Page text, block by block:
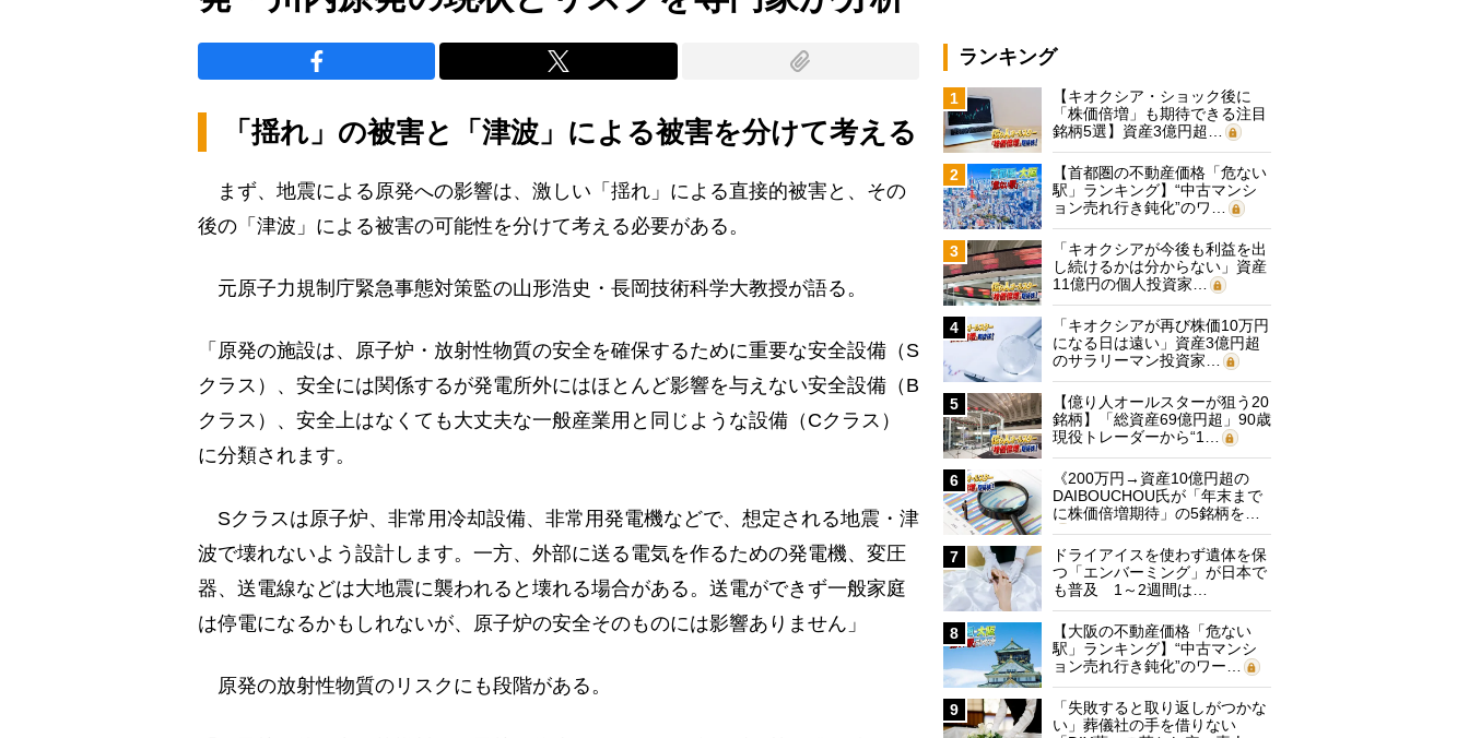
「揺れ」の被害と「津波」による被害を分けて考える
まず、地震による原発への影響は、激しい「揺れ」による直接的被害と、その
後の「津波」による被害の可能性を分けて考える必要がある。
元原子力規制庁緊急事態対策監の山形浩史・長岡技術科学大教授が語る。
「原発の施設は、原子炉・放射性物質の安全を確保するために重要な安全設備（S
クラス）、安全には関係するが発電所外にはほとんど影響を与えない安全設備（B
クラス）、安全上はなくても大丈夫な一般産業用と同じような設備（Cクラス）
に分類されます。
Sクラスは原子炉、非常用冷却設備、非常用発電機などで、想定される地震・津
波で壊れないよう設計します。一方、外部に送る電気を作るための発電機、変圧
器、送電線などは大地震に襲われると壊れる場合がある。送電ができず一般家庭
は停電になるかもしれないが、原子炉の安全そのものには影響ありません」
原発の放射性物質のリスクにも段階がある。
ランキング
1
【キオクシア・ショック後に
「株価倍増」も期待できる注目
銘柄5選】資産3億円超…
2
【首都圏の不動産価格「危ない
駅」ランキング】“中古マンシ
ョン売れ行き鈍化”のワ…
3
「キオクシアが今後も利益を出
し続けるかは分からない」資産
11億円の個人投資家…
4
「キオクシアが再び株価10万円
になる日は遠い」資産3億円超
のサラリーマン投資家…
5
【億り人オールスターが狙う20
銘柄】「総資産69億円超」90歳
現役トレーダーから“1…
6
《200万円→資産10億円超の
DAIBOUCHOU氏が「年末まで
に株価倍増期待」の5銘柄を…
7
ドライアイスを使わず遺体を保
つ「エンバーミング」が日本で
も普及 1～2週間は…
8
【大阪の不動産価格「危ない
駅」ランキング】“中古マンシ
ョン売れ行き鈍化”のワー…
9
「失敗すると取り返しがつかな
い」葬儀社の手を借りない